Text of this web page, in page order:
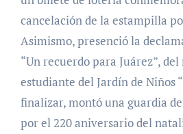
cancelación de la estampilla
Asimismo, presenció la
“Un recuerdo para Juárez”,
estudiante del Jardín de Niños
finalizar, montó una guardia
por el 220 aniversario del